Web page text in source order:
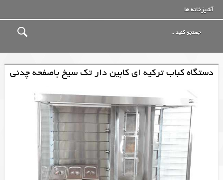
آشپزخانه ها
دستگاه کباب ترکیه ای کابین دار تک سیخ باصفحه چدنی